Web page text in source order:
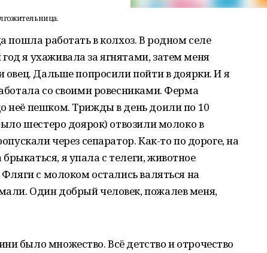
пошла работать в колхоз. В родном селе
я ухаживала за ягнятами, затем меня
овец. Дальше попросили пойти в доярки. И я
со своими ровесниками. Ферма
неё пешком. Трижды в день доили по 10
шестеро доярок) отвозили молоко в
через сепаратор. Как-то по дороге, на
я упала с телеги, животное
с молоком остались валяться на
Один добрый человек, пожалев меня,
было множество. Всё детство и отрочество